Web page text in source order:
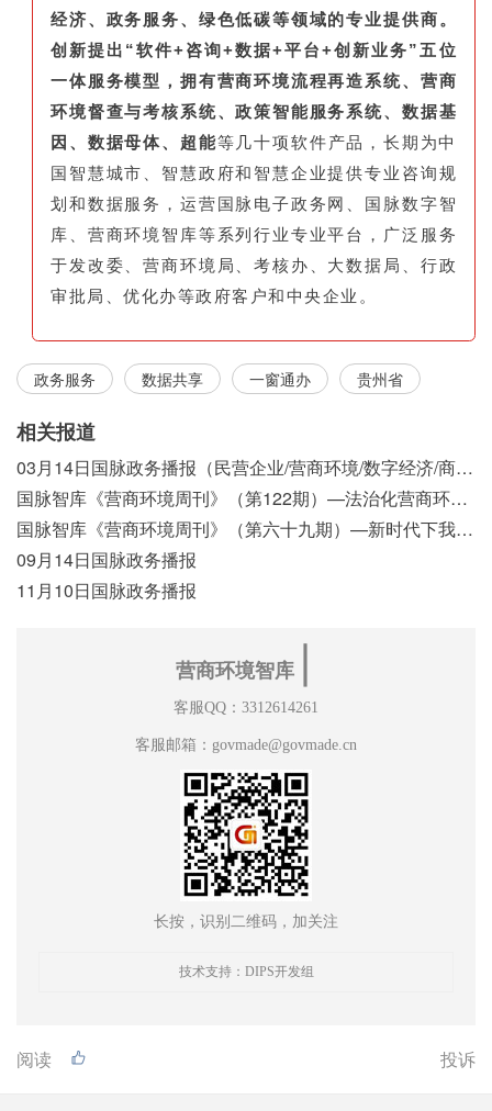
经济、政务服务、绿色低碳等领域的专业提供商。
创新提出“软件+咨询+数据+平台+创新业务”五位
一体服务模型，拥有营商环境流程再造系统、营商
环境督查与考核系统、政策智能服务系统、数据基
因、数据母体、超能等几十项软件产品，长期为中
国智慧城市、智慧政府和智慧企业提供专业咨询规
划和数据服务，运营国脉电子政务网、国脉数字智
库、营商环境智库等系列行业专业平台，广泛服务
于发改委、营商环境局、考核办、大数据局、行政
审批局、优化办等政府客户和中央企业。
政务服务 数据共享 一窗通办 贵州省
相关报道
03月14日国脉政务播报（民营企业/营商环境/数字经济/商事制度改革）
国脉智库《营商环境周刊》（第122期）—法治化营商环境视域下我国行政执法公示制度浅析
国脉智库《营商环境周刊》（第六十九期）—新时代下我国营商环境标准体系构建初探
09月14日国脉政务播报
11月10日国脉政务播报
营商环境智库
客服QQ：3312614261
客服邮箱：govmade@govmade.cn
长按，识别二维码，加关注
技术支持：DIPS开发组
阅读 投诉